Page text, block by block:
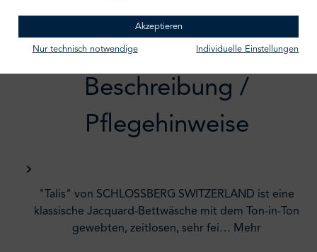
Beschreibung /
Pflegehinweise
"Talis" von SCHLOSSBERG SWITZERLAND ist eine
klassische Jacquard-Bettwäsche mit dem Ton-in-Ton
gewebten, zeitlosen, sehr fei… Mehr
Akzeptieren
Nur technisch notwendige Individuelle Einstellungen